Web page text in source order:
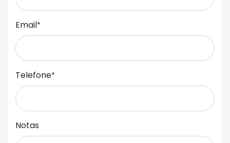
Email*
Telefone*
Notas